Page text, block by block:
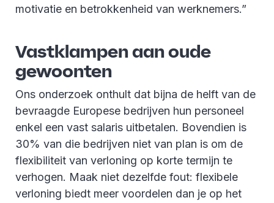
motivatie en betrokkenheid van werknemers.”
Vastklampen aan oude
gewoonten
Ons onderzoek onthult dat bijna de helft van de
bevraagde Europese bedrijven hun personeel
enkel een vast salaris uitbetalen. Bovendien is
30% van die bedrijven niet van plan is om de
flexibiliteit van verloning op korte termijn te
verhogen. Maak niet dezelfde fout: flexibele
verloning biedt meer voordelen dan je op het